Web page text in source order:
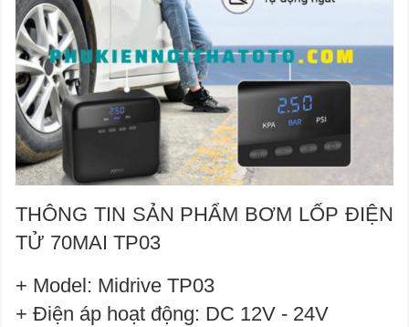
THÔNG TIN SẢN PHẨM BƠM LỐP ĐIỆN
TỬ 70MAI TP03
+ Model: Midrive TP03
+ Điện áp hoạt động: DC 12V - 24V